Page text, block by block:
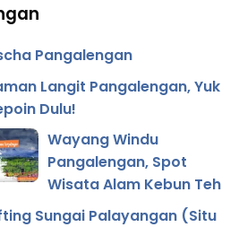
Pangalengan
Langit Pangalengan, Yuk
Dulu!
Wayang Windu
Pangalengan, Spot
Wisata Alam Kebun Teh
Sungai Palayangan (Situ